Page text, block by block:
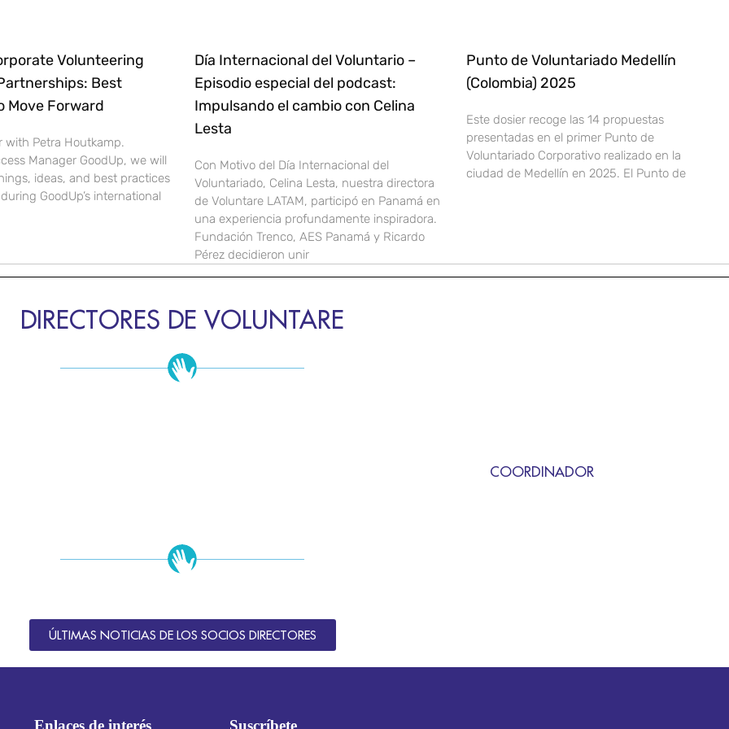
Volunteering
Best
Move Forward
with Petra Houtkamp.
Manager GoodUp, we will
ideas, and best practices
GoodUp’s international
Día Internacional del Voluntario –
Episodio especial del podcast:
Impulsando el cambio con Celina
Lesta
Con Motivo del Día Internacional del
Voluntariado, Celina Lesta, nuestra directora
de Voluntare LATAM, participó en Panamá en
una experiencia profundamente inspiradora.
Fundación Trenco, AES Panamá y Ricardo
Pérez decidieron unir
Punto de Voluntariado Medellín
(Colombia) 2025
Este dosier recoge las 14 propuestas
presentadas en el primer Punto de
Voluntariado Corporativo realizado en la
ciudad de Medellín en 2025. El Punto de
DIRECTORES DE VOLUNTARE
COORDINADOR
ÚLTIMAS NOTICIAS DE LOS SOCIOS DIRECTORES
Enlaces de interés Suscríbete